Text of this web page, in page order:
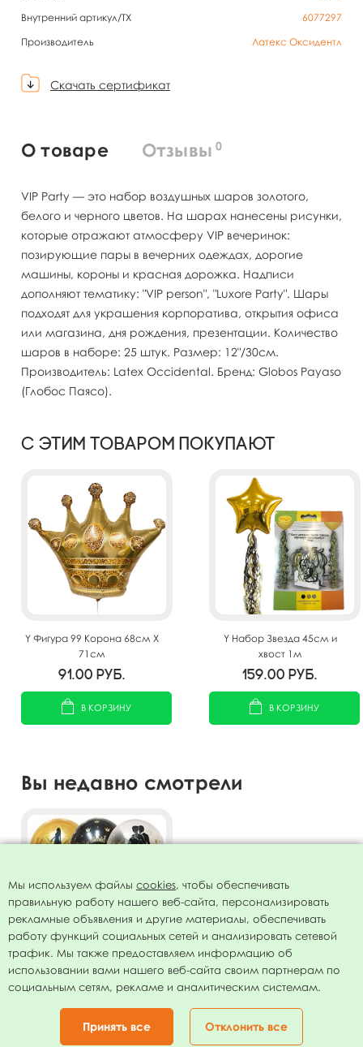
Внутренний артикул/TX
6077297
Производитель
Латекс Оксидентл
Скачать сертификат
О товаре Отзывы 0
VIP Party — это набор воздушных шаров золотого,
белого и черного цветов. На шарах нанесены рисунки,
которые отражают атмосферу VIP вечеринок:
позирующие пары в вечерних одеждах, дорогие
машины, короны и красная дорожка. Надписи
дополняют тематику: "VIP person", "Luxore Party". Шары
подходят для украшения корпоратива, открытия офиса
или магазина, дня рождения, презентации. Количество
шаров в наборе: 25 штук. Размер: 12"/30см.
Производитель: Latex Occidental. Бренд: Globos Payaso
(Глобос Паясо).
С этим товаром покупают
Y Фигура 99 Корона 68см Х
71см
91.00 руб.
В КОРЗИНУ
Y Набор Звезда 45см и
хвост 1м
159.00 руб.
В КОРЗИНУ
Вы недавно смотрели
Воздушные шары ассорти
рис. VIP Party 25шт 12"/30см
259.00руб.
Мы используем файлы cookies, чтобы обеспечивать
правильную работу нашего веб-сайта, персонализировать
рекламные объявления и другие материалы, обеспечивать
работу функций социальных сетей и анализировать сетевой
трафик. Мы также предоставляем информацию об
использовании вами нашего веб-сайта своим партнерам по
социальным сетям, рекламе и аналитическим системам.
Принять все Отклонить все